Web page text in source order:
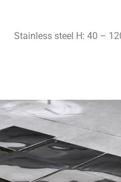
Stainless steel H: 40 –